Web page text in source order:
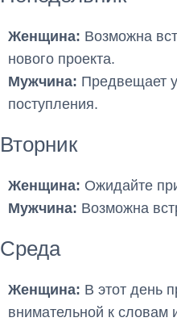
Женщина: Возможна
нового проекта.
Мужчина: Предвещает
поступления.
Вторник
Женщина: Ожидайте
Мужчина: Возможна
Среда
Женщина: В этот день
внимательной к словам